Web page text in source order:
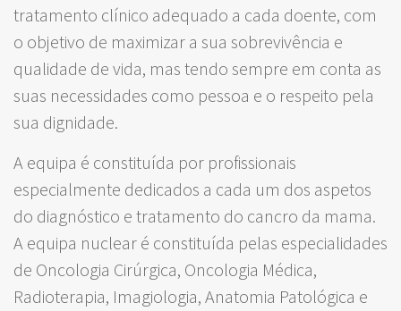
tratamento clínico adequado a cada doente, com
o objetivo de maximizar a sua sobrevivência e
qualidade de vida, mas tendo sempre em conta as
suas necessidades como pessoa e o respeito pela
sua dignidade.
A equipa é constituída por profissionais
especialmente dedicados a cada um dos aspetos
do diagnóstico e tratamento do cancro da mama.
A equipa nuclear é constituída pelas especialidades
de Oncologia Cirúrgica, Oncologia Médica,
Radioterapia, Imagiologia, Anatomia Patológica e